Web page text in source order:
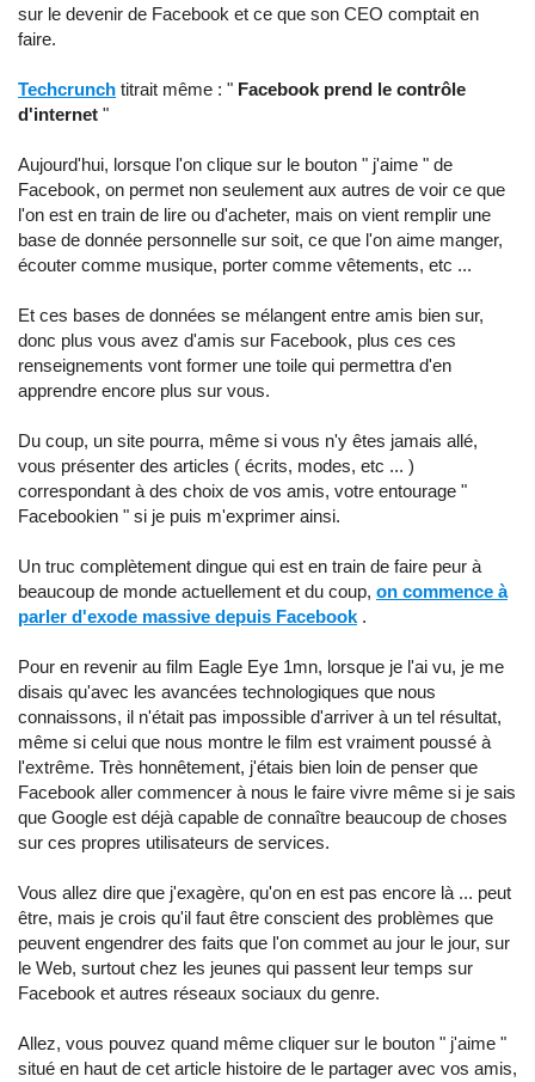
sur le devenir de Facebook et ce que son CEO comptait en
faire.
Techcrunch titrait même : " Facebook prend le contrôle
d'internet "
Aujourd'hui, lorsque l'on clique sur le bouton " j'aime " de
Facebook, on permet non seulement aux autres de voir ce que
l'on est en train de lire ou d'acheter, mais on vient remplir une
base de donnée personnelle sur soit, ce que l'on aime manger,
écouter comme musique, porter comme vêtements, etc ...
Et ces bases de données se mélangent entre amis bien sur,
donc plus vous avez d'amis sur Facebook, plus ces ces
renseignements vont former une toile qui permettra d'en
apprendre encore plus sur vous.
Du coup, un site pourra, même si vous n'y êtes jamais allé,
vous présenter des articles ( écrits, modes, etc ... )
correspondant à des choix de vos amis, votre entourage "
Facebookien " si je puis m'exprimer ainsi.
Un truc complètement dingue qui est en train de faire peur à
beaucoup de monde actuellement et du coup, on commence à
parler d'exode massive depuis Facebook .
Pour en revenir au film Eagle Eye 1mn, lorsque je l'ai vu, je me
disais qu'avec les avancées technologiques que nous
connaissons, il n'était pas impossible d'arriver à un tel résultat,
même si celui que nous montre le film est vraiment poussé à
l'extrême. Très honnêtement, j'étais bien loin de penser que
Facebook aller commencer à nous le faire vivre même si je sais
que Google est déjà capable de connaître beaucoup de choses
sur ces propres utilisateurs de services.
Vous allez dire que j'exagère, qu'on en est pas encore là ... peut
être, mais je crois qu'il faut être conscient des problèmes que
peuvent engendrer des faits que l'on commet au jour le jour, sur
le Web, surtout chez les jeunes qui passent leur temps sur
Facebook et autres réseaux sociaux du genre.
Allez, vous pouvez quand même cliquer sur le bouton " j'aime "
situé en haut de cet article histoire de le partager avec vos amis,